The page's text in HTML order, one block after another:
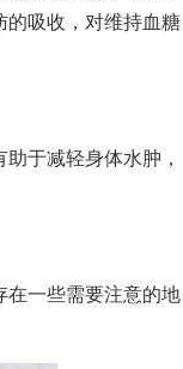
的吸收，对维持血糖
于减轻身体水肿，
一些需要注意的地